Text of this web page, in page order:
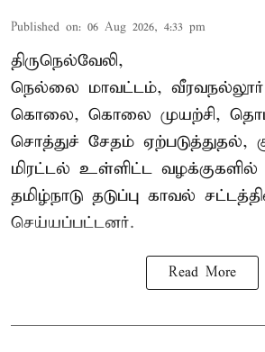
Published on: 06 Aug 2026, 4:33 pm
திருநெல்வேலி,
நெல்லை மாவட்டம், வீரவநல்லூர்
கொலை, கொலை முயற்சி,
சொத்துச் சேதம் ஏற்படுத்துதல்,
மிரட்டல் உள்ளிட்ட வழக்குகளில்
தமிழ்நாடு தடுப்பு காவல்
செய்யப்பட்டனர்.
Read More